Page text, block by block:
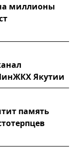
миллионы
Якутии
память